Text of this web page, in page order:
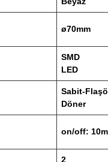
ø70mm
SMD
LED
Sabit-
Döner
on/off:
2